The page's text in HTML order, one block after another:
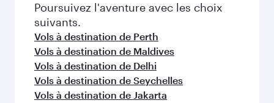
Poursuivez l'aventure avec les choix
suivants.
Vols à destination de Perth
Vols à destination de Maldives
Vols à destination de Delhi
Vols à destination de Seychelles
Vols à destination de Jakarta